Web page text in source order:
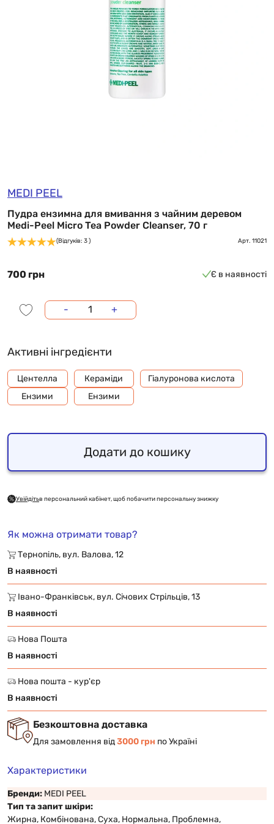
MEDI PEEL
Пудра ензимна для вмивання з чайним деревом
Medi-Peel Micro Tea Powder Cleanser, 70 г
(Відгуків: 3 ) Арт. 11021
700 грн Є в наявності
- +
Активні інгредієнти
Центелла Кераміди
Гіалуронова кислота
Ензими
Ензими
Додати до кошику
Увійдітьв персональний кабінет, щоб побачити персональну знижку
Як можна отримати товар?
Тернопіль, вул. Валова, 12
В наявності
Івано-Франківськ, вул. Січових Стрільців, 13
В наявності
Нова Пошта
В наявності
Нова пошта - кур'єр
В наявності
Безкоштовна доставка
Для замовлення від3000 грн по Україні
Характеристики
Бренди: MEDI PEEL
Тип та запит шкіри:
Жирна, Комбінована, Суха, Нормальна, Проблемна,